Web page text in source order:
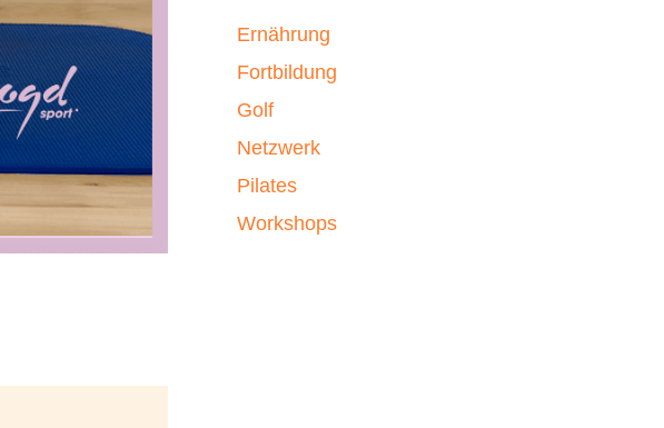
Ernährung
Fortbildung
Golf
Netzwerk
Pilates
Workshops